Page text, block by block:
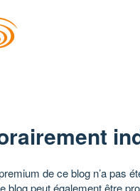
de ce blog n’a pas
blog peut également être